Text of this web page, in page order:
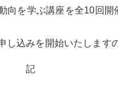
向を学ぶ講座を全10回
し込みを開始いたしま